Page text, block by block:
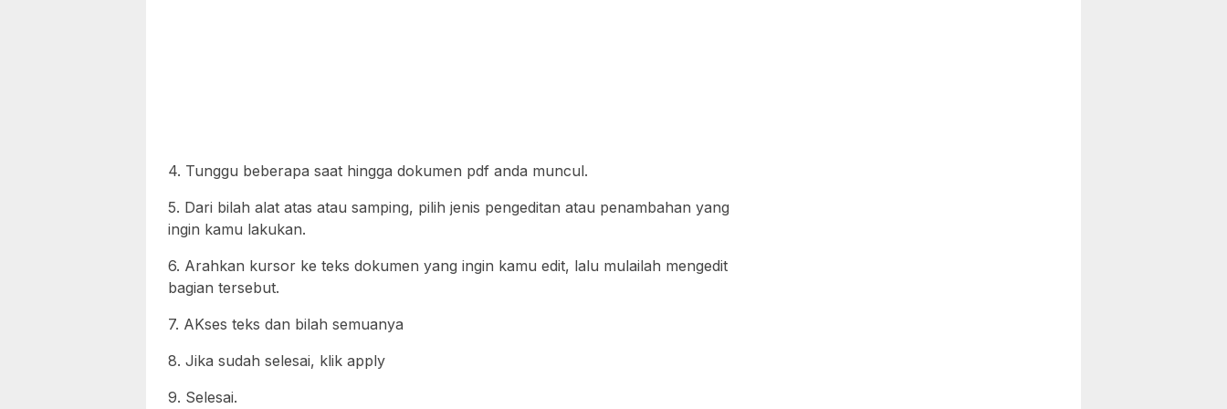
4. Tunggu beberapa saat hingga dokumen pdf anda muncul.
5. Dari bilah alat atas atau samping, pilih jenis pengeditan atau penambahan yang
ingin kamu lakukan.
6. Arahkan kursor ke teks dokumen yang ingin kamu edit, lalu mulailah mengedit
bagian tersebut.
7. AKses teks dan bilah semuanya
8. Jika sudah selesai, klik apply
9. Selesai.